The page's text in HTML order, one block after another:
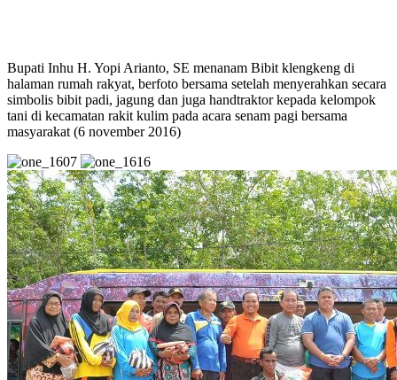
Bupati Inhu H. Yopi Arianto, SE menanam Bibit klengkeng di
halaman rumah rakyat, berfoto bersama setelah menyerahkan secara
simbolis bibit padi, jagung dan juga handtraktor kepada kelompok
tani di kecamatan rakit kulim pada acara senam pagi bersama
masyarakat (6 november 2016)